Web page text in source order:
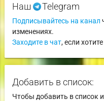
Наш Telegram
Подписывайтесь на канал
изменениях.
Заходите в чат, если
Добавить в список:
Чтобы добавить в список